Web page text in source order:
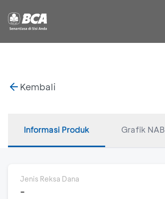
Kembali
Informasi Produk Grafik NAB
Jenis Reksa Dana
-